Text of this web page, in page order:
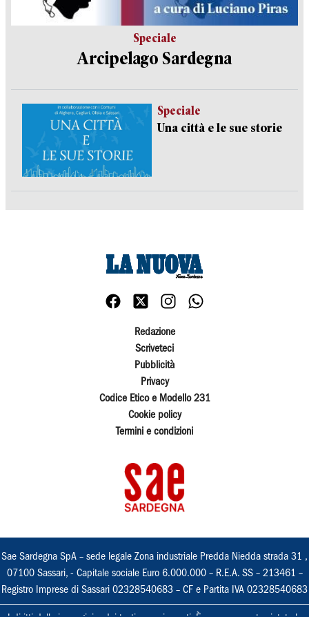
Speciale
Arcipelago Sardegna
Speciale
Una città e le sue storie
Redazione
Scriveteci
Pubblicità
Privacy
Codice Etico e Modello 231
Cookie policy
Termini e condizioni
Sae Sardegna SpA – sede legale Zona industriale Predda Niedda strada 31 ,
07100 Sassari, - Capitale sociale Euro 6.000.000 – R.E.A. SS – 213461 –
Registro Imprese di Sassari 02328540683 – CF e Partita IVA 02328540683